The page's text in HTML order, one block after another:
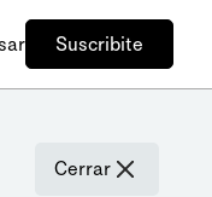
Suscribite
Cerrar